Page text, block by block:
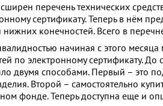
перечень технических
сертификату. Теперь в нём
нижних конечностей. Всего в
начиная с этого
по электронному сертификату. До
двумя способами. Первый – это
Второй – самостоятельно
фонде. Теперь доступна еще и